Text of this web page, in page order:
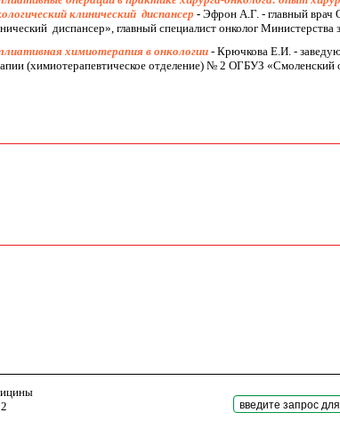
клинический диспансер - Эфрон А.Г. - главный врач
диспансер», главный специалист онколог
химиотерапия в онкологии - Крючкова Е.И. -
(химиотерапевтическое отделение) № 2 ОГБУЗ «Смоленский